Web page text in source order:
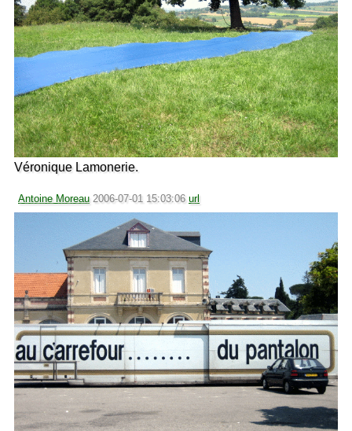
Véronique Lamonerie.
Antoine Moreau 2006-07-01 15:03:06 url